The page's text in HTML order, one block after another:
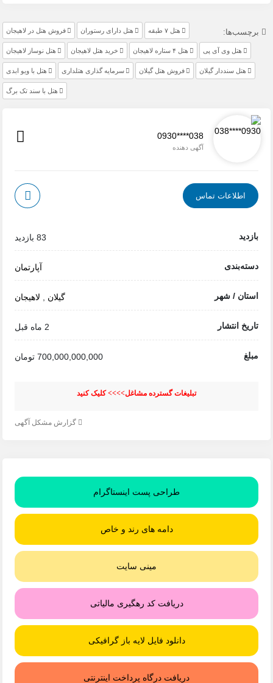
هتل دارای رستوران فروش هتل در لاهیجان
وی آی پی هتل ۴ ستاره لاهیجان خرید هتل لاهیجان هتل نوساز لاهیجان
سنددار گیلان فروش هتل گیلان سرمایه گذاری هتلداری هتل با ویو ابدی
هتل با سند تک برگ
0930****038
تماس
/ شهر لاهیجان
700,000,000,000 تومان
تبلیغات گسترده مشاغل>>>> کلیک کنید
گزارش مشکل آگهی
طراحی پست اینستاگرام
دامه های رند و خاص
مینی سایت
دریافت کد رهگیری مالیاتی
دانلود فایل لایه باز گرافیکی
دریافت درگاه پرداخت اینترنتی